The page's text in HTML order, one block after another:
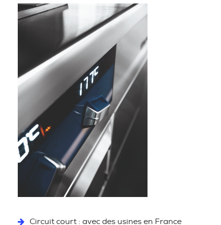
Circuit court : avec des usines en France